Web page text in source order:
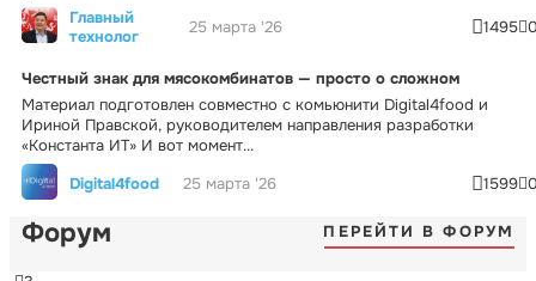
Главный
технолог
25 марта '26 1495
Честный знак для мясокомбинатов — просто о сложном
Материал подготовлен совместно с комьюнити Digital4food и
Ириной Правской, руководителем направления разработки
«Константа ИТ» И вот момент...
Digital4food
25 марта '26 1599
Форум ПЕРЕЙТИ В ФОРУМ